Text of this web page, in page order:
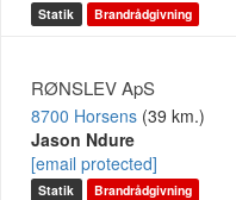
Statik Brandrådgivning
RØNSLEV ApS
8700 Horsens (39 km.)
Jason Ndure
[email protected]
Statik Brandrådgivning